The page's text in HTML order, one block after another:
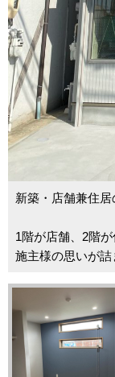
新築・店舗兼住
1階が店舗、2階が
施主様の思いが